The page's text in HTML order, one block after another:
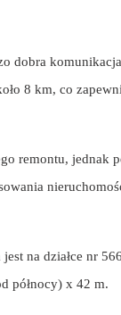
dobra
8 km, co
remontu, jednak
na działce nr
północy) x 42 m.